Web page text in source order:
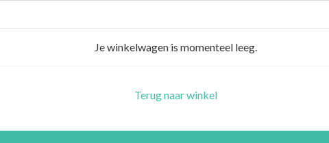
Je winkelwagen is momenteel leeg.
Terug naar winkel